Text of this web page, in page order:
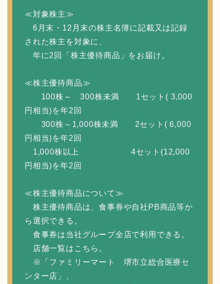
≪対象株主≫
6月末・12月末の株主名簿に記載又は記録
された株主を対象に、
年に2回「株主優待商品」をお届け。
≪株主優待商品≫
100株～ 300株未満 1セット( 3,000
円相当)を年2回
300株～1,000株未満 2セット( 6,000
円相当)を年2回
1,000株以上 4セット(12,000
円相当)を年2回
≪株主優待商品について≫
株主優待商品は、食事券や自社PB商品等か
ら選択できる。
食事券は当社グループ全店で利用できる。
店舗一覧はこちら。
※「ファミリーマート 堺市立総合医療セ
ンター店」、